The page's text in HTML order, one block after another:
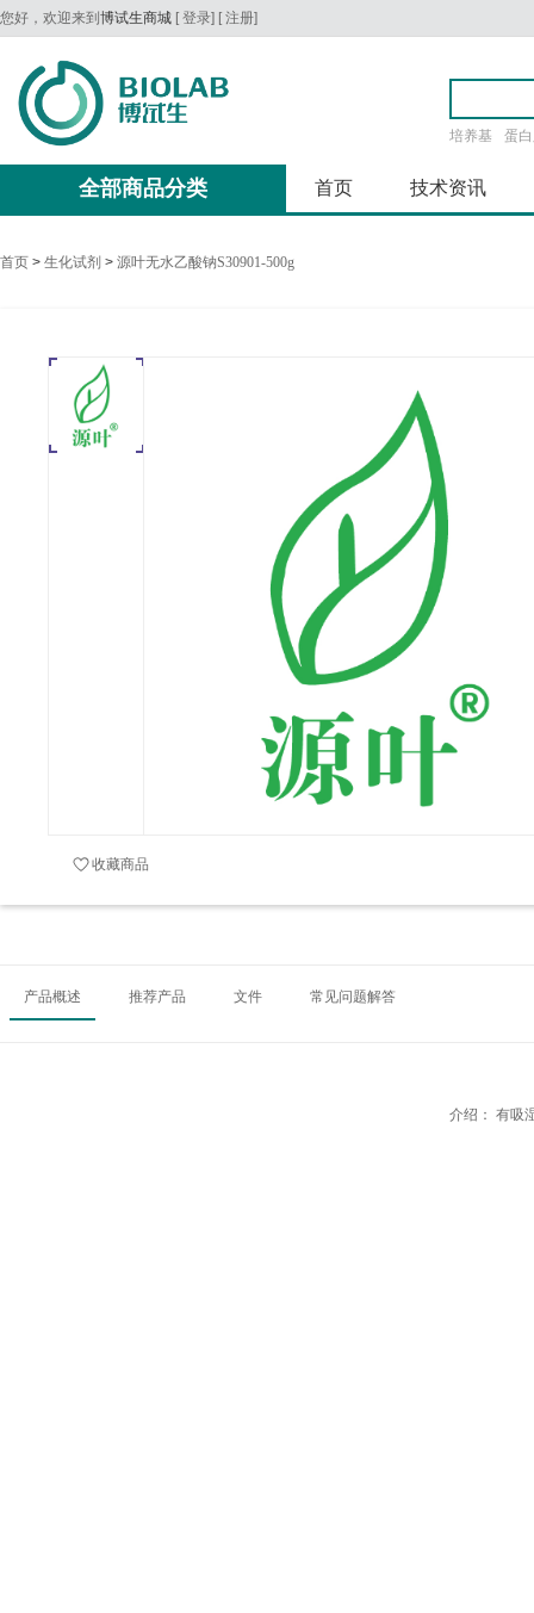
您好，欢迎来到 博试生商城 [ 登录] [ 注册]
培养基 蛋
全部商品分类 首页 技术资讯
首页 > 生化试剂 > 源叶无水乙酸钠S30901-500g
收藏商品
产品概述 推荐产品 文件 常见问题解答
介绍： 有吸